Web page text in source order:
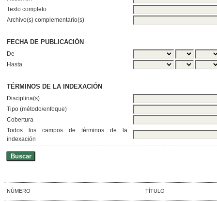
Texto completo
Archivo(s) complementario(s)
FECHA DE PUBLICACIÓN
De
Hasta
TÉRMINOS DE LA INDEXACIÓN
Disciplina(s)
Tipo (método/enfoque)
Cobertura
Todos los campos de términos de la
indexación
NÚMERO TÍTULO